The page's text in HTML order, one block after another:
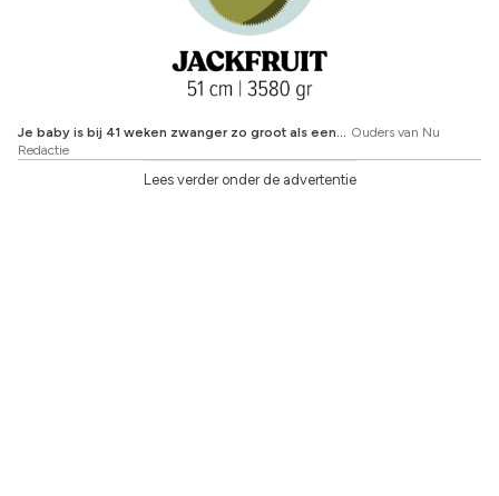
Je baby is bij 41 weken zwanger zo groot als een... Ouders van Nu
Redactie
Lees verder onder de advertentie